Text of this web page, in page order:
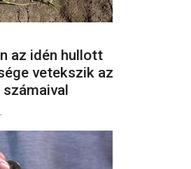
az idén hullott
vetekszik az